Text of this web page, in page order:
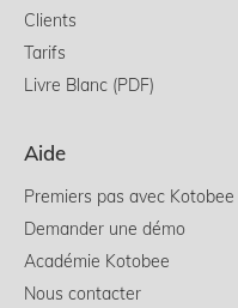
Clients
Tarifs
Livre Blanc (PDF)
Aide
Premiers pas avec Kotobee
Demander une démo
Académie Kotobee
Nous contacter